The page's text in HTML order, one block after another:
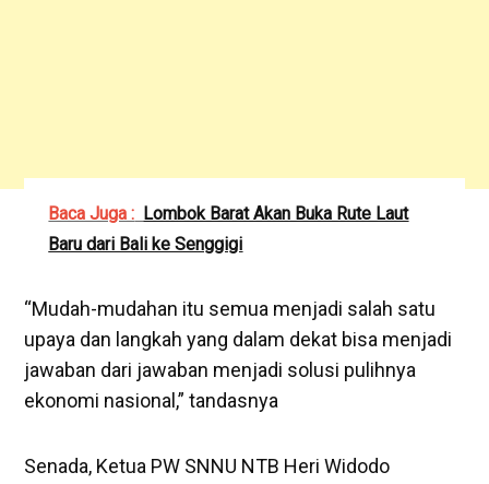
Baca Juga : Lombok Barat Akan Buka Rute Laut
Baru dari Bali ke Senggigi
“Mudah-mudahan itu semua menjadi salah satu
upaya dan langkah yang dalam dekat bisa menjadi
jawaban dari jawaban menjadi solusi pulihnya
ekonomi nasional,” tandasnya
Senada, Ketua PW SNNU NTB Heri Widodo